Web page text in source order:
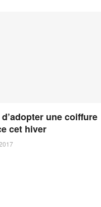
une coiffure
cet hiver